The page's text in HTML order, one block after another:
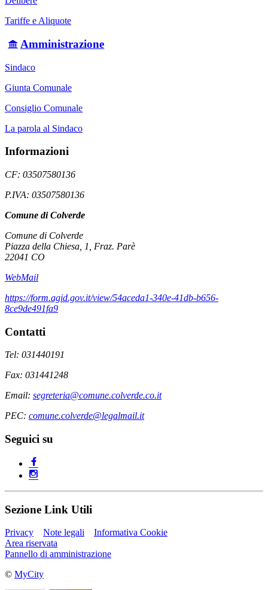
Tariffe e Aliquote
Amministrazione
Sindaco
Giunta Comunale
Consiglio Comunale
La parola al Sindaco
Informazioni
CF: 03507580136
P.IVA: 03507580136
Comune di Colverde
Comune di Colverde
Piazza della Chiesa, 1, Fraz. Parè
22041 CO
WebMail
https://form.agid.gov.it/view/54aceda1-340e-41db-b656-
8ce9de491fa9
Contatti
Tel: 031440191
Fax: 031441248
Email: segreteria@comune.colverde.co.it
PEC: comune.colverde@legalmail.it
Seguici su
Sezione Link Utili
Privacy Note legali
Informativa Cookie
Area riservata
Pannello di amministrazione
© MyCity